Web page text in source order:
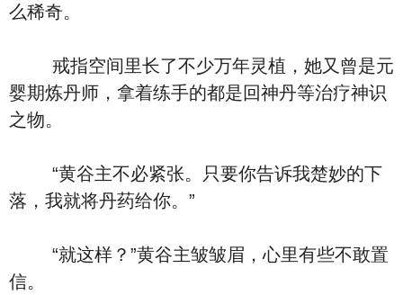
么稀奇。
戒指空间里长了不少万年灵植，她又曾是元
婴期炼丹师，拿着练手的都是回神丹等治疗神识
之物。
“黄谷主不必紧张。只要你告诉我楚妙的下
落，我就将丹药给你。”
“就这样？”黄谷主皱皱眉，心里有些不敢置
信。